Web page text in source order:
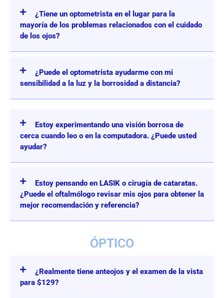
¿Tiene un optometrista en el lugar para la
mayoría de los problemas relacionados con el cuidado
de los ojos?
¿Puede el optometrista ayudarme con mi
sensibilidad a la luz y la borrosidad a distancia?
Estoy experimentando una visión borrosa de
cerca cuando leo o en la computadora. ¿Puede usted
ayudar?
Estoy pensando en LASIK o cirugía de cataratas.
¿Puede el oftalmólogo revisar mis ojos para obtener la
mejor recomendación y referencia?
ÓPTICO
¿Realmente tiene anteojos y el examen de la vista
para $129?